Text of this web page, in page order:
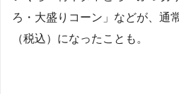
ろ・大盛りコーン」などが、通
（税込）になったことも。